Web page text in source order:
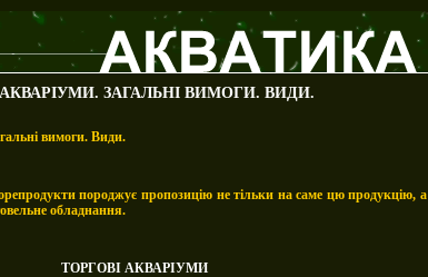
ЗАГАЛЬНІ ВИМОГИ. ВИДИ.
вимоги. Види.
породжує пропозицію не тільки на саме цю продукцію, а
обладнання.
ТОРГОВІ АКВАРІУМИ